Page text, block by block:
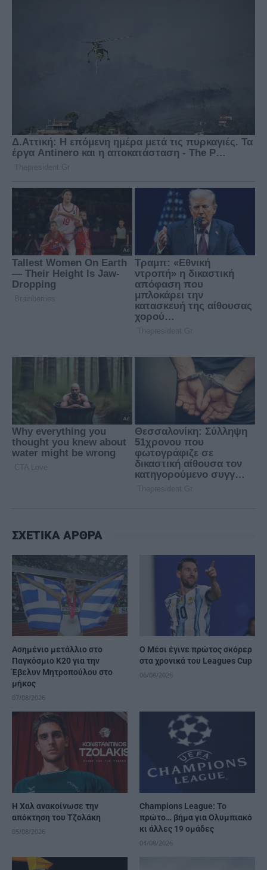
ΣΧΕΤΙΚΑ ΑΡΘΡΑ
Ασημένιο μετάλλιο στο
Παγκόσμιο Κ20 για την
Έβελυν Μητροπούλου στο
μήκος
07/08/2026
Ο Μέσι έγινε πρώτος σκόρερ
στα χρονικά του Leagues Cup
06/08/2026
Η Χαλ ανακοίνωσε την
απόκτηση του Τζολάκη
05/08/2026
Champions League: Το
πρώτο… βήμα για Ολυμπιακό
κι άλλες 19 ομάδες
04/08/2026